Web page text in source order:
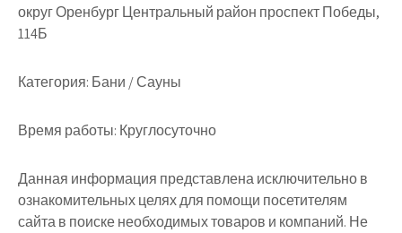
округ Оренбург Центральный район проспект Победы,
114Б
Категория: Бани / Сауны
Время работы: Круглосуточно
Данная информация представлена исключительно в
ознакомительных целях для помощи посетителям
сайта в поиске необходимых товаров и компаний. Не